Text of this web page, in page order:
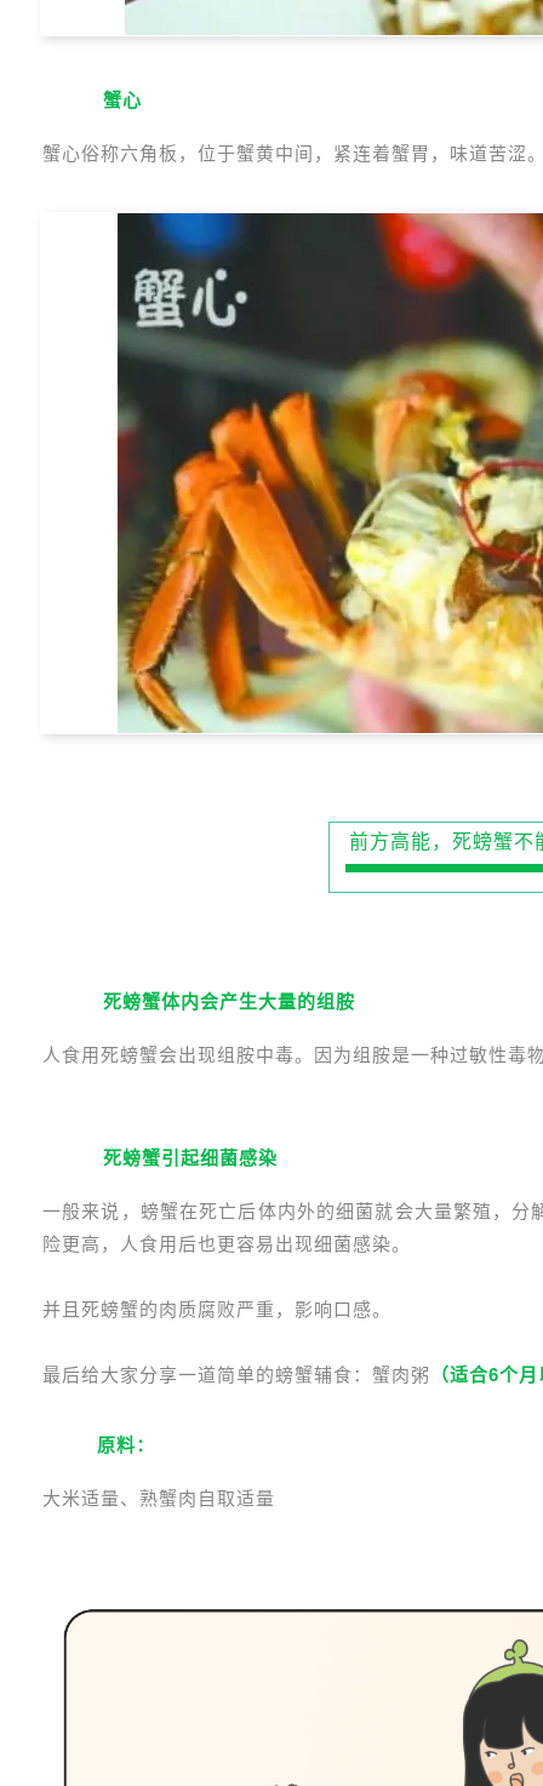
蟹心
蟹心俗称六角板，位于蟹黄中间，紧连着蟹胃，味道苦涩
前方高能，死螃蟹不
死螃蟹体内会产生大量的组胺
人食用死螃蟹会出现组胺中毒。因为组胺是一种过敏性毒
死螃蟹引起细菌感染
一般来说，螃蟹在死亡后体内外的细菌就会大量繁殖，
险更高，人食用后也更容易出现细菌感染。
并且死螃蟹的肉质腐败严重，影响口感。
最后给大家分享一道简单的螃蟹辅食：蟹肉粥 （适合6个
原料：
大米适量、熟蟹肉自取适量